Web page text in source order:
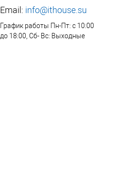
Email: info@ithouse.su
График работы Пн-Пт: с 10:00
до 18:00, Сб- Вс: Выходные